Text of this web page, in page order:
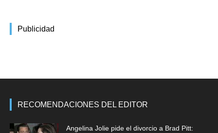
Publicidad
RECOMENDACIONES DEL EDITOR
Angelina Jolie pide el divorcio a Brad Pitt: